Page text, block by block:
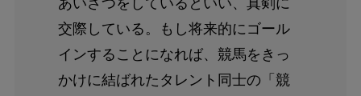
交際している。もし将来的にゴール
インすることになれば、競馬をきっ
かけに結ばれたタレント同士の「競